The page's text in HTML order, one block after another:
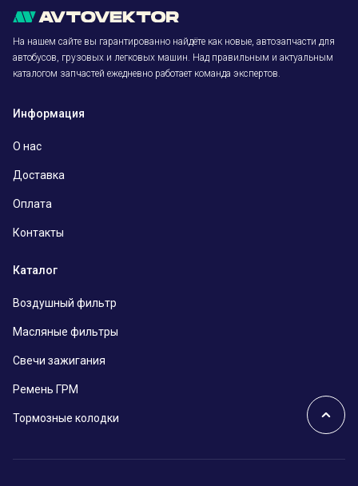
На нашем сайте вы гарантированно найдёте как новые, автозапчасти для
автобусов, грузовых и легковых машин. Над правильным и актуальным
каталогом запчастей ежедневно работает команда экспертов.
Информация
О нас
Доставка
Оплата
Контакты
Каталог
Воздушный фильтр
Масляные фильтры
Свечи зажигания
Ремень ГРМ
Тормозные колодки